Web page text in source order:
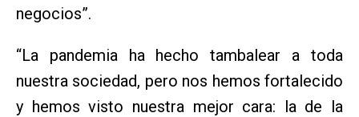
negocios”.
“La pandemia ha hecho tambalear a toda
nuestra sociedad, pero nos hemos fortalecido
y hemos visto nuestra mejor cara: la de la